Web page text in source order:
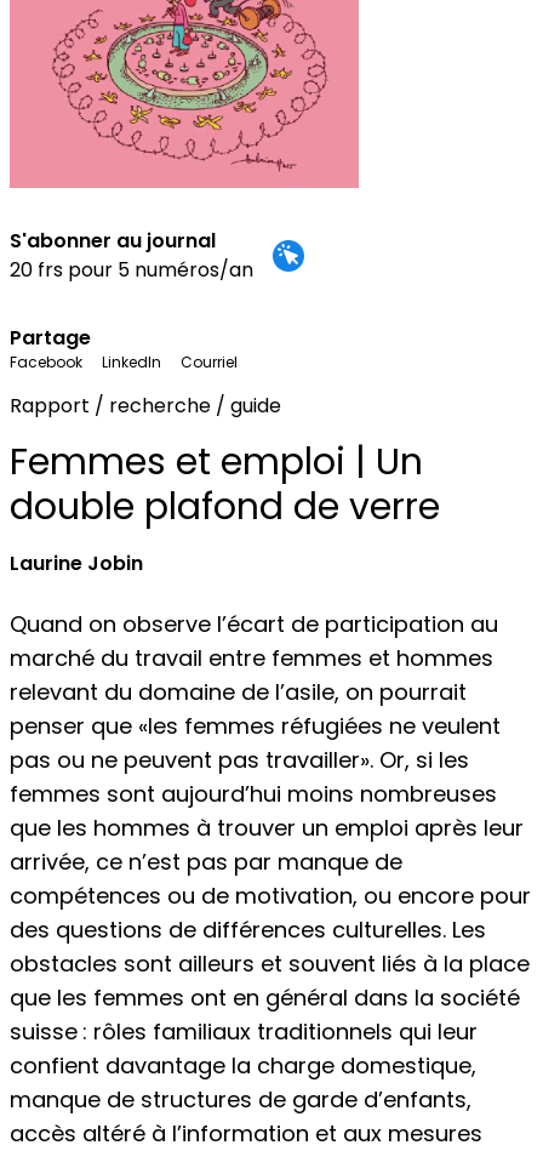
S'abonner au journal
20 frs pour 5 numéros/an
Partage
Facebook LinkedIn Courriel
Rapport / recherche / guide
Femmes et emploi | Un
double plafond de verre
Laurine Jobin
Quand on observe l’écart de participation au
marché du travail entre femmes et hommes
relevant du domaine de l’asile, on pourrait
penser que «les femmes réfugiées ne veulent
pas ou ne peuvent pas travailler». Or, si les
femmes sont aujourd’hui moins nombreuses
que les hommes à trouver un emploi après leur
arrivée, ce n’est pas par manque de
compétences ou de motivation, ou encore pour
des questions de différences culturelles. Les
obstacles sont ailleurs et souvent liés à la place
que les femmes ont en général dans la société
suisse : rôles familiaux traditionnels qui leur
confient davantage la charge domestique,
manque de structures de garde d’enfants,
accès altéré à l’information et aux mesures